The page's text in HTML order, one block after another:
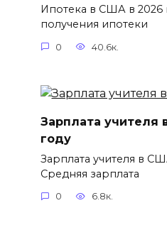
Ипотека в США в 2026
получения ипотеки
0 40.6к.
Зарплата учителя
году
Зарплата учителя в
Средняя зарплата
0 6.8к.